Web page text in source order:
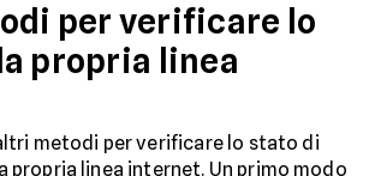
per verificare lo
propria linea
metodi per verificare lo stato di
propria linea internet. Un primo modo